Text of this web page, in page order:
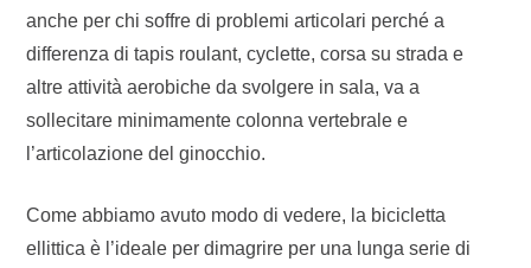
anche per chi soffre di problemi articolari perché a
differenza di tapis roulant, cyclette, corsa su strada e
altre attività aerobiche da svolgere in sala, va a
sollecitare minimamente colonna vertebrale e
l’articolazione del ginocchio.
Come abbiamo avuto modo di vedere, la bicicletta
ellittica è l’ideale per dimagrire per una lunga serie di